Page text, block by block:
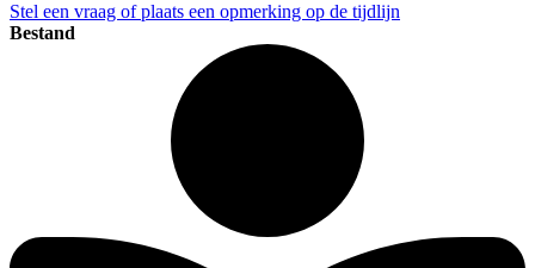
Stel een vraag of plaats een opmerking op de tijdlijn
Bestand